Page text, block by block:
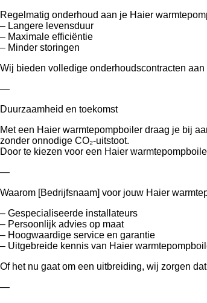
Regelmatig onderhoud aan je Haier
– Langere levensduur
– Maximale efficiëntie
– Minder storingen
Wij bieden volledige onderhoudscontracten
—
Duurzaamheid en toekomst
Met een Haier warmtepompboiler draag je bij
zonder onnodige CO₂-uitstoot.
Door te kiezen voor een Haier
—
Waarom [Bedrijfsnaam] voor jouw Haier
– Gespecialiseerde installateurs
– Persoonlijk advies op maat
– Hoogwaardige service en garantie
– Uitgebreide kennis van Haier
Of het nu gaat om een uitbreiding, wij zorgen
—